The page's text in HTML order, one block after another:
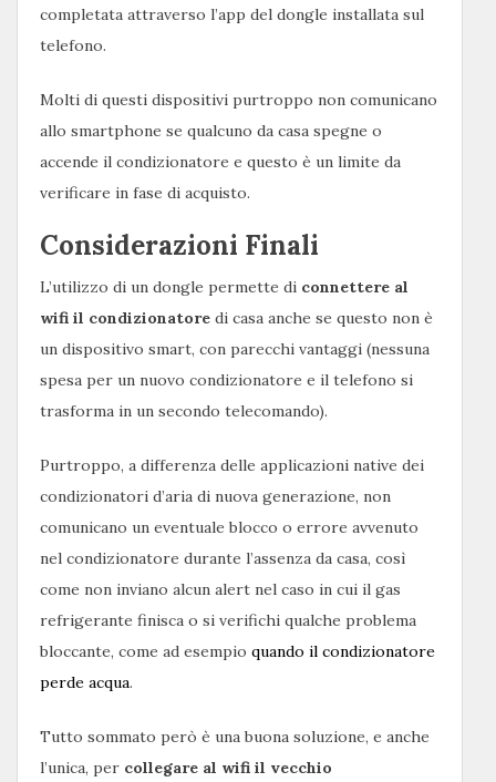
completata attraverso l’app del dongle installata sul
telefono.
Molti di questi dispositivi purtroppo non comunicano
allo smartphone se qualcuno da casa spegne o
accende il condizionatore e questo è un limite da
verificare in fase di acquisto.
Considerazioni Finali
L’utilizzo di un dongle permette di connettere al
wifi il condizionatore di casa anche se questo non è
un dispositivo smart, con parecchi vantaggi (nessuna
spesa per un nuovo condizionatore e il telefono si
trasforma in un secondo telecomando).
Purtroppo, a differenza delle applicazioni native dei
condizionatori d’aria di nuova generazione, non
comunicano un eventuale blocco o errore avvenuto
nel condizionatore durante l’assenza da casa, così
come non inviano alcun alert nel caso in cui il gas
refrigerante finisca o si verifichi qualche problema
bloccante, come ad esempio quando il condizionatore
perde acqua.
Tutto sommato però è una buona soluzione, e anche
l’unica, per collegare al wifi il vecchio